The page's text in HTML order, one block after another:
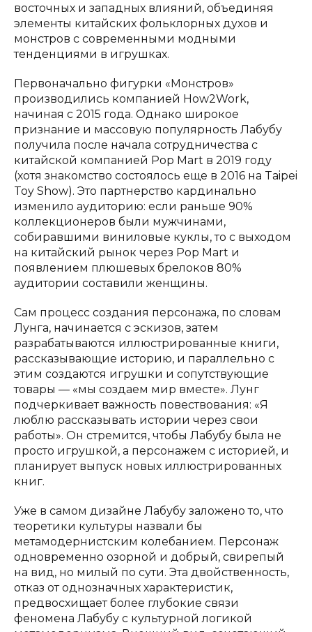
восточных и западных влияний, объединяя
элементы китайских фольклорных духов и
монстров с современными модными
тенденциями в игрушках.
Первоначально фигурки «Монстров»
производились компанией How2Work,
начиная с 2015 года. Однако широкое
признание и массовую популярность Лабубу
получила после начала сотрудничества с
китайской компанией Pop Mart в 2019 году
(хотя знакомство состоялось еще в 2016 на Taipei
Toy Show). Это партнерство кардинально
изменило аудиторию: если раньше 90%
коллекционеров были мужчинами,
собиравшими виниловые куклы, то с выходом
на китайский рынок через Pop Mart и
появлением плюшевых брелоков 80%
аудитории составили женщины.
Сам процесс создания персонажа, по словам
Лунга, начинается с эскизов, затем
разрабатываются иллюстрированные книги,
рассказывающие историю, и параллельно с
этим создаются игрушки и сопутствующие
товары — «мы создаем мир вместе». Лунг
подчеркивает важность повествования: «Я
люблю рассказывать истории через свои
работы». Он стремится, чтобы Лабубу была не
просто игрушкой, а персонажем с историей, и
планирует выпуск новых иллюстрированных
книг.
Уже в самом дизайне Лабубу заложено то, что
теоретики культуры назвали бы
метамодернистским колебанием. Персонаж
одновременно озорной и добрый, свирепый
на вид, но милый по сути. Эта двойственность,
отказ от однозначных характеристик,
предвосхищает более глубокие связи
феномена Лабубу с культурной логикой